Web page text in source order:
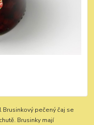
pečený čaj se
Brusinky mají